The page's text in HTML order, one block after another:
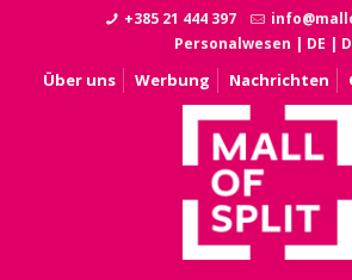
+385 21 444 397
Personalwesen | DE |
Über uns Werbung Nachrichten